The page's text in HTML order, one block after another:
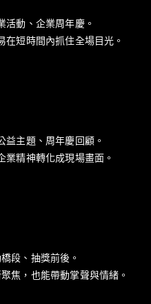
活動、企業周年慶。
短時間內抓住全場目光。
益主題、周年慶回顧。
業精神轉化成現場畫面。
段、抽獎前後。
焦，也能帶動掌聲與情緒。